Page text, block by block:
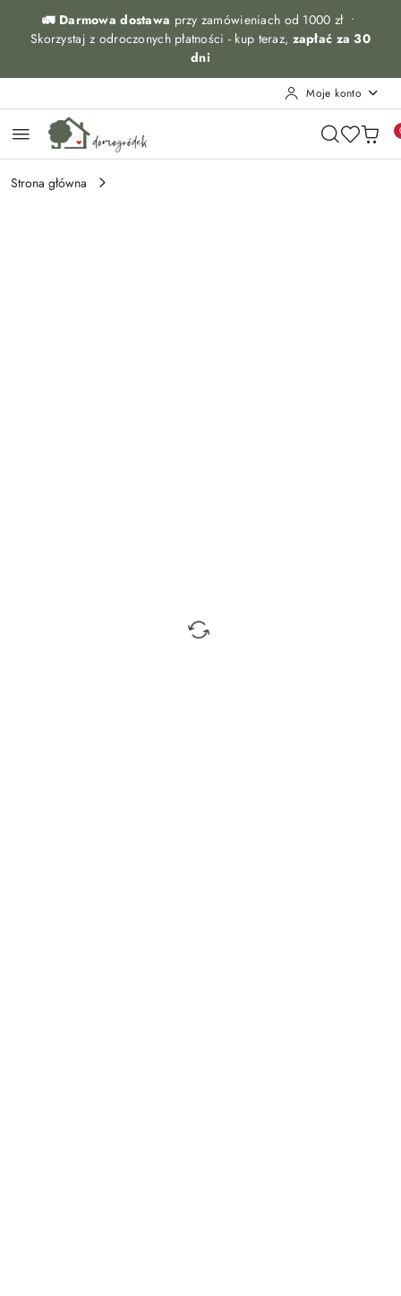
Przejdź do treści głównej
Przejdź do wyszukiwarki
Przejdź do moje konto
Przejdź do menu głównego
Przejdź do opisu produktu
Przejdź do stopki
🚛 Darmowa dostawa przy zamówieniach od 1000 zł •
Skorzystaj z odroczonych płatności - kup teraz, zapłać za 30
dni
Moje konto
Strona główna